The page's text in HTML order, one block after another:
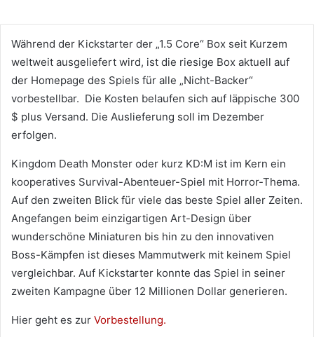
E-
Mail
Während der Kickstarter der „1.5 Core“ Box seit Kurzem
weltweit ausgeliefert wird, ist die riesige Box aktuell auf
der Homepage des Spiels für alle „Nicht-Backer“
vorbestellbar. Die Kosten belaufen sich auf läppische 300
$ plus Versand. Die Auslieferung soll im Dezember
erfolgen.
Kingdom Death Monster oder kurz KD:M ist im Kern ein
kooperatives Survival-Abenteuer-Spiel mit Horror-Thema.
Auf den zweiten Blick für viele das beste Spiel aller Zeiten.
Angefangen beim einzigartigen Art-Design über
wunderschöne Miniaturen bis hin zu den innovativen
Boss-Kämpfen ist dieses Mammutwerk mit keinem Spiel
vergleichbar. Auf Kickstarter konnte das Spiel in seiner
zweiten Kampagne über 12 Millionen Dollar generieren.
Hier geht es zur Vorbestellung.